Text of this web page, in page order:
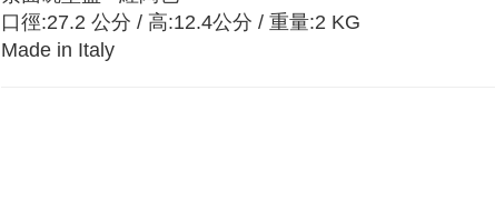
口徑:27.2 公分 / 高:12.4公分 / 重量:2 KG
Made in Italy